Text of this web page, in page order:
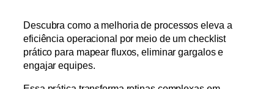
Descubra como a melhoria de processos eleva a
eficiência operacional por meio de um checklist
prático para mapear fluxos, eliminar gargalos e
engajar equipes.